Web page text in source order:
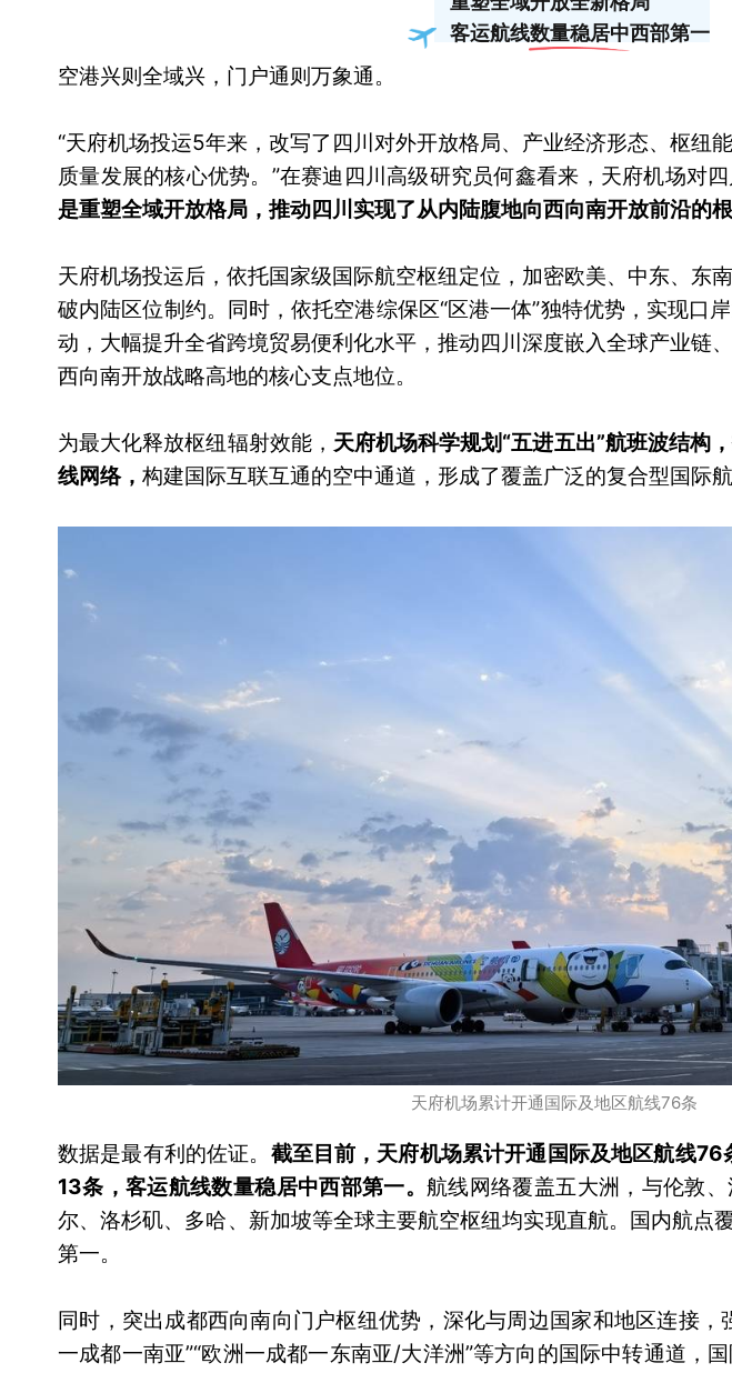
客运航线数量稳居中西部第一
空港兴则全域兴，门户通则万象通。
“天府机场投运5年来，改写了四川对外开放格局、产业经济形态、枢纽
质量发展的核心优势。”在赛迪四川高级研究员何鑫看来，天府机场对
是重塑全域开放格局，推动四川实现了从内陆腹地向西向南开放前沿的根
天府机场投运后，依托国家级国际航空枢纽定位，加密欧美、中东、东
破内陆区位制约。同时，依托空港综保区“区港一体”独特优势，实现口
动，大幅提升全省跨境贸易便利化水平，推动四川深度嵌入全球产业链
西向南开放战略高地的核心支点地位。
为最大化释放枢纽辐射效能， 天府机场科学规划“五进五出”航班波结构
线网络， 构建国际互联互通的空中通道，形成了覆盖广泛的复合型国际航
天府机场累计开通国际及地区航线76条
数据是最有利的佐证。 截至目前，天府机场累计开通国际及地区航线
13条，客运航线数量稳居中西部第一。航线网络覆盖五大洲，与伦敦
尔、洛杉矶、多哈、新加坡等全球主要航空枢纽均实现直航。国内航点
第一。
同时，突出成都西向南向门户枢纽优势，深化与周边国家和地区连接，
一成都一南亚”“欧洲一成都一东南亚/大洋洲”等方向的国际中转通道，